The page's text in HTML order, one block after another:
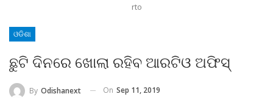
rto
ଓଡିଶା
ଛୁଟି ଦିନରେ ଖୋଲା ରହିବ ଆରଟିଓ ଅଫିସ୍‌
By Odishanext On Sep 11, 2019